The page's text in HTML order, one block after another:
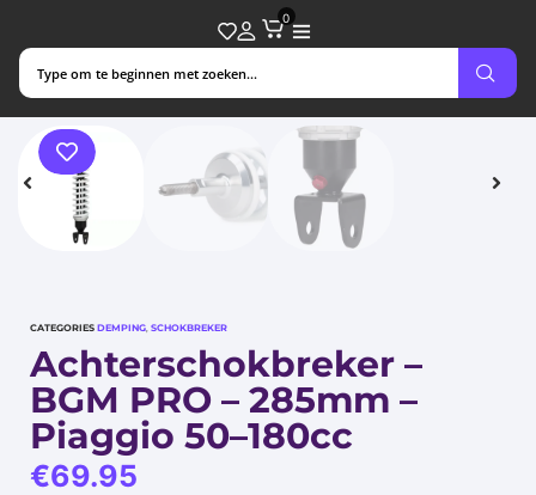
0
CATEGORIES DEMPING SCHOKBREKER
Achterschokbreker –
BGM PRO – 285mm –
Piaggio 50–180cc
€69.95